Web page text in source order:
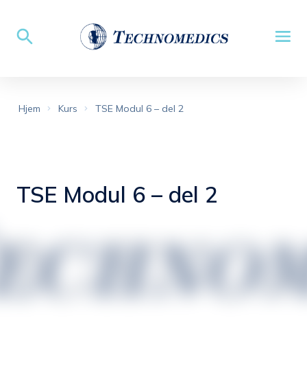
Hjem Kurs TSE Modul 6 – del 2
TSE Modul 6 – del 2